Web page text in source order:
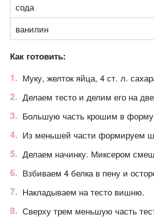
сода
ванилин
Как готовить:
Муку, желток яйца, 4 ст. л.
Делаем тесто и делим его на
Большую часть крошим в
Из меньшей части формируем
Делаем начинку. Миксером
Взбиваем 4 белка в пену и
Накладываем на тесто вишню.
Сверху трем меньшую часть